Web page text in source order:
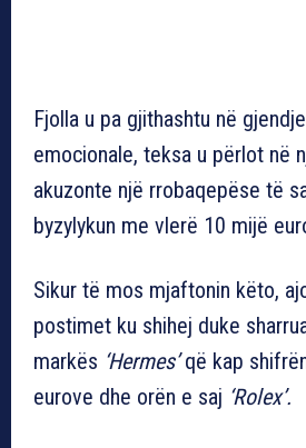
Fjolla u pa gjithashtu në
emocionale, teksa u përlot në
akuzonte një rrobaqepëse të
byzylykun me vlerë 10 mijë
Sikur të mos mjaftonin këto,
postimet ku shihej duke
markës ‘Hermes’që kap
eurove dhe orën e saj ‘Rolex’.